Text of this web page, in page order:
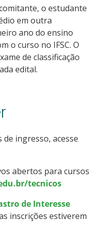
o estudante
em outra
ano do ensino
o curso no IFSC. O
de classificação
edital.
ingresso, acesse
abertos para cursos
tecnicos
de Interesse
inscrições estiverem